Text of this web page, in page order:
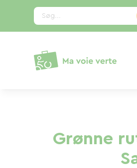
Søg...
Grønne
CCookie-styringspanel